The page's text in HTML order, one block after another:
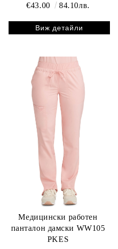
€43.00
84.10лв.
Виж детайли
Медицински работен
панталон дамски WW105
PKES